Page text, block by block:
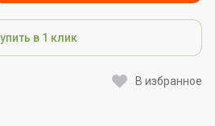
в 1 клик
В избранное